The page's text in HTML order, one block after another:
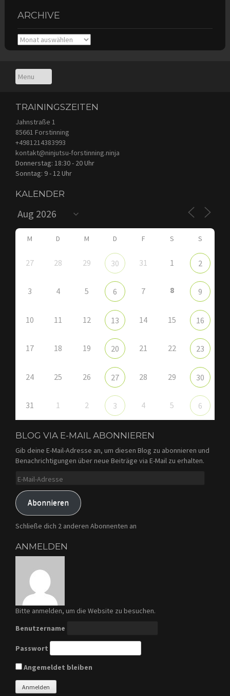
ARCHIVE
Archive
TRAININGSZEITEN
Jahnstraße 1
85661 Forstinning
+4981214383993
kontakt@ninjutsu-forstinning.ninja
Donnerstag: 18:30 - 20 Uhr
Sonntag: 9 - 12 Uhr
KALENDER
M D M D F S S
27 28 29 30 31 1 2
3 4 5 6 7 8 9
10 11 12 13 14 15 16
17 18 19 20 21 22 23
24 25 26 27 28 29 30
31 1 2 3 4 5 6
BLOG VIA E-MAIL ABONNIEREN
Gib deine E-Mail-Adresse an, um diesen Blog zu abonnieren und
Benachrichtigungen über neue Beiträge via E-Mail zu erhalten.
E-
Adresse
Abonnieren
Schließe dich 2 anderen Abonnenten an
ANMELDEN
Bitte anmelden, um die Website zu besuchen.
Benutzername
Passwort
Angemeldet bleiben